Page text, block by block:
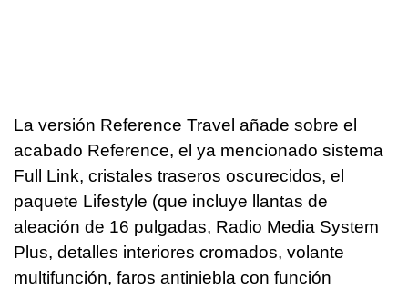
La versión Reference Travel añade sobre el
acabado Reference, el ya mencionado sistema
Full Link, cristales traseros oscurecidos, el
paquete Lifestyle (que incluye llantas de
aleación de 16 pulgadas, Radio Media System
Plus, detalles interiores cromados, volante
multifunción, faros antiniebla con función